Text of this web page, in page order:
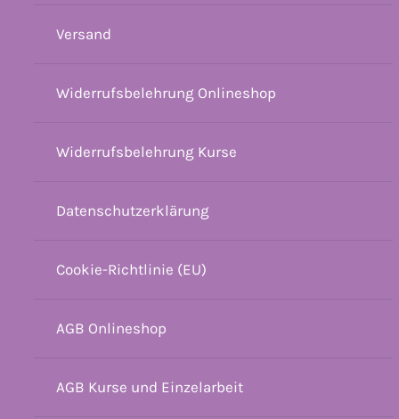
Versand
Widerrufsbelehrung Onlineshop
Widerrufsbelehrung Kurse
Datenschutzerklärung
Cookie-Richtlinie (EU)
AGB Onlineshop
AGB Kurse und Einzelarbeit